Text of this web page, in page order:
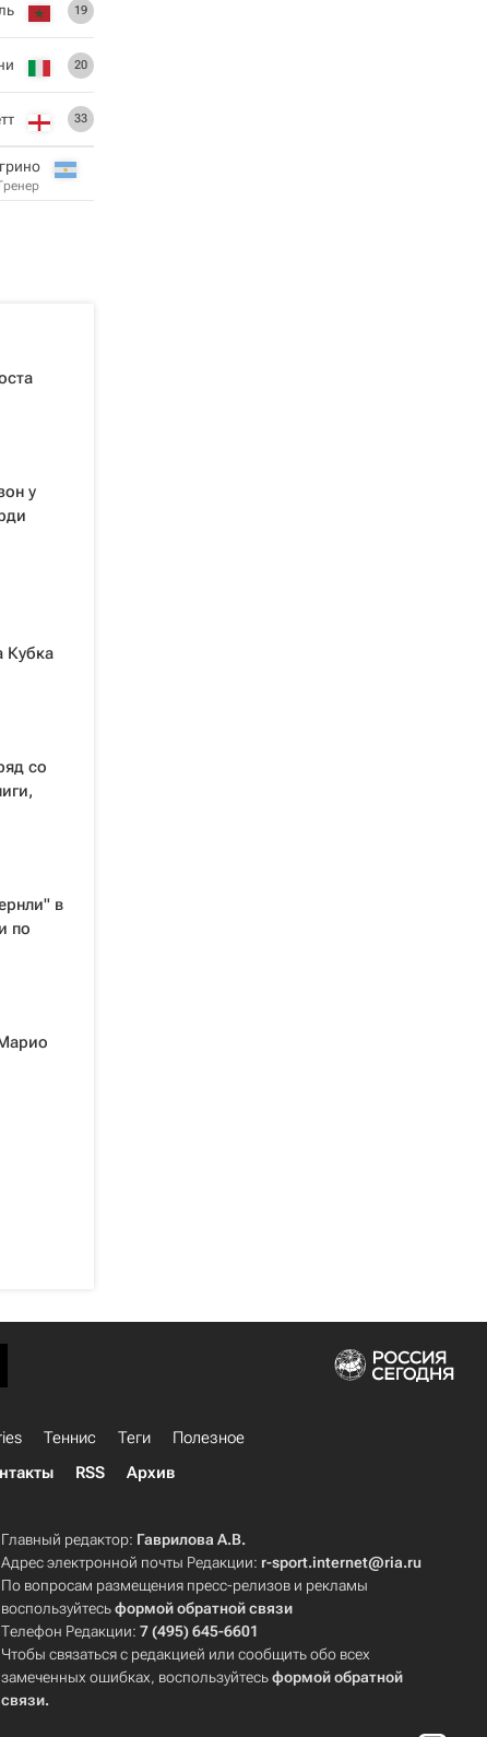
19
20
33
у
Кубка
со
в
по
Теннис Теги
Полезное
RSS Архив
Главный редактор: Гаврилова А.В.
Адрес электронной почты Редакции: r-sport.internet@ria.ru
По вопросам размещения пресс-релизов и рекламы
воспользуйтесьформой обратной связи
Телефон Редакции:7 (495) 645-6601
Чтобы связаться с редакцией или сообщить обо всех
замеченных ошибках, воспользуйтесьформой обратной
связи.